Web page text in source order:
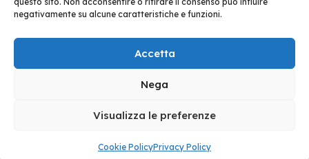
negativamente su alcune caratteristiche e funzioni.
Accetta
Nega
Visualizza le preferenze
Cookie PolicyPrivacy Policy